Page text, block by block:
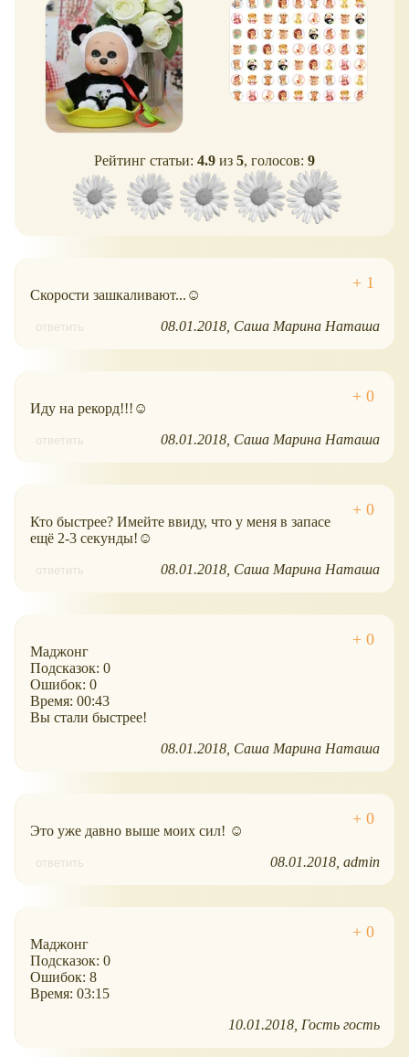
Рейтинг статьи: 4.9 из 5, голосов: 9
Скорости зашкаливают...☺
ответить 08.01.2018 Саша Марина Наташа
Иду на рекорд!!!☺
ответить 08.01.2018 Саша Марина Наташа
Кто быстрее? Имейте ввиду, что у меня в запасе
ещё 2-3 секунды!☺
ответить 08.01.2018 Саша Марина Наташа
Маджонг
Подсказок: 0
Ошибок: 0
Время: 00:43
Вы стали быстрее!
08.01.2018 Саша Марина Наташа
Это уже давно выше моих сил! ☺
ответить 08.01.2018 admin
Маджонг
Подсказок: 0
Ошибок: 8
Время: 03:15
10.01.2018 Гость гость